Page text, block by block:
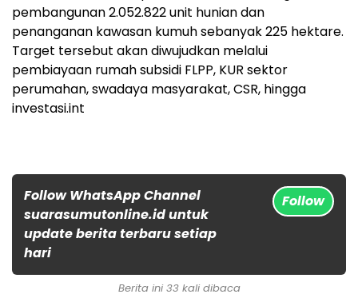
pembangunan 2.052.822 unit hunian dan
penanganan kawasan kumuh sebanyak 225 hektare.
Target tersebut akan diwujudkan melalui
pembiayaan rumah subsidi FLPP, KUR sektor
perumahan, swadaya masyarakat, CSR, hingga
investasi.int
Follow WhatsApp Channel
suarasumutonline.id untuk
update berita terbaru setiap
hari
Follow
Berita ini 33 kali dibaca